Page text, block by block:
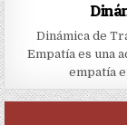
Dinámica de
Empatía es una
empatía